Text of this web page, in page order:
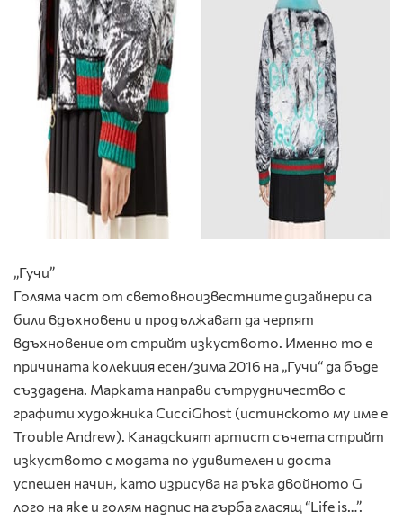
„Гучи”
Голяма част от световноизвестните дизайнери са
били вдъхновени и продължават да черпят
вдъхновение от стрийт изкуството. Именно то е
причината колекция есен/зима 2016 на „Гучи“ да бъде
създадена. Марката направи сътрудничество с
графити художника CucciGhost (истинското му име е
Trouble Andrew). Канадският артист съчета стрийт
изкуството с модата по удивителен и доста
успешен начин, като изрисува на ръка двойното G
лого на яке и голям надпис на гърба гласящ “Life is…”.